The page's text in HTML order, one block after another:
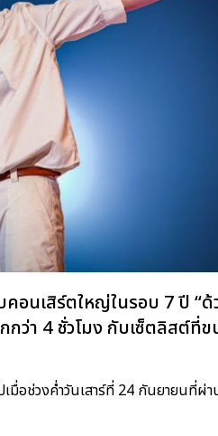
อนเสิร์ตใหญ่ในรอบ 7 ปี “
ว่า 4 ชั่วโมง กับเซ็ตลิสต์ที่
อช่วงค่ำวันเสาร์ที่ 24 กันยายนที่ผ่